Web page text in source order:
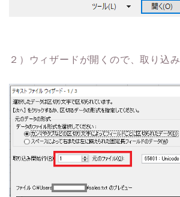
２）ウィザードが開くので、取り込み